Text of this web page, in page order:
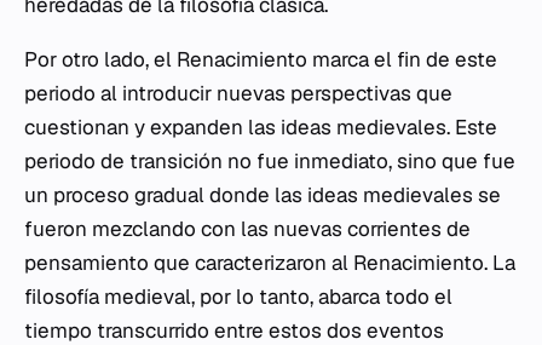
Por otro lado, el Renacimiento marca el fin de este
periodo al introducir nuevas perspectivas que
cuestionan y expanden las ideas medievales. Este
periodo de transición no fue inmediato, sino que fue
un proceso gradual donde las ideas medievales se
fueron mezclando con las nuevas corrientes de
pensamiento que caracterizaron al Renacimiento. La
filosofía medieval, por lo tanto, abarca todo el
tiempo transcurrido entre estos dos eventos